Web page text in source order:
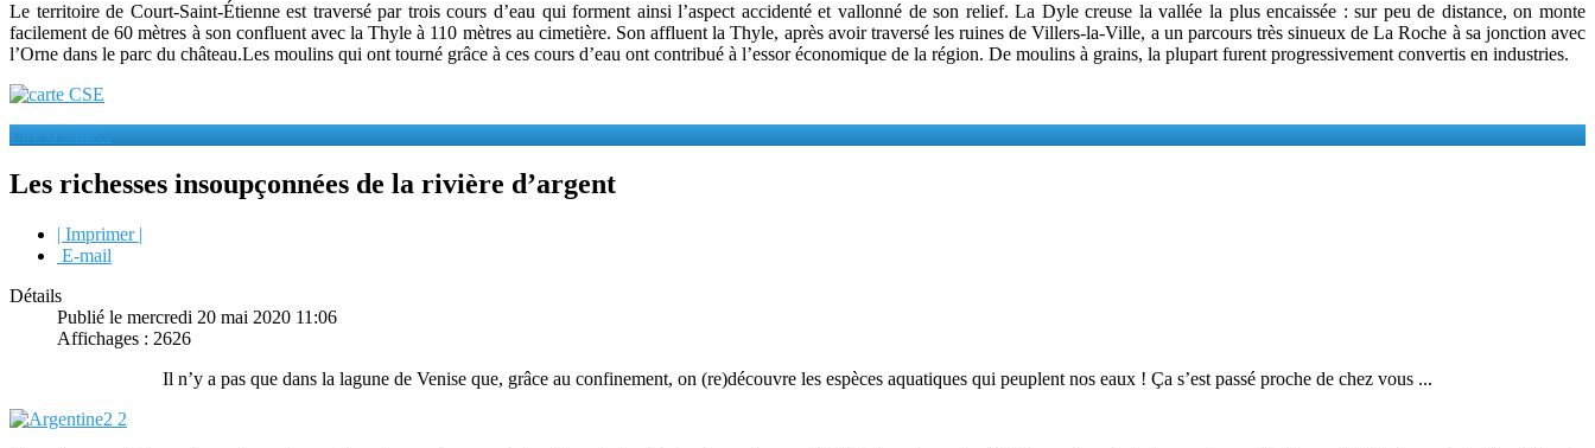
Le territoire de Court-Saint-Étienne est traversé par trois cours d’eau qui forment ainsi l’aspect accidenté et vallonné de son relief. La Dyle creuse la vallée la plus encaissée : sur peu de distance, on monte
facilement de 60 mètres à son confluent avec la Thyle à 110 mètres au cimetière. Son affluent la Thyle, après avoir traversé les ruines de Villers-la-Ville, a un parcours très sinueux de La Roche à sa jonction avec
l’Orne dans le parc du château.Les moulins qui ont tourné grâce à ces cours d’eau ont contribué à l’essor économique de la région. De moulins à grains, la plupart furent progressivement convertis en industries.
Lire la suite...
Les richesses insoupçonnées de la rivière d’argent
| Imprimer |
E-mail
Détails
Publié le mercredi 20 mai 2020 11:06
Affichages : 2626
Il n’y a pas que dans la lagune de Venise que, grâce au confinement, on (re)découvre les espèces aquatiques qui peuplent nos eaux ! Ça s’est passé proche de chez vous ...